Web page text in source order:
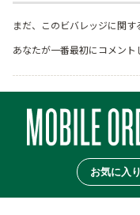
まだ、このビバレッジに関す
あなたが一番最初にコメント
お気に入